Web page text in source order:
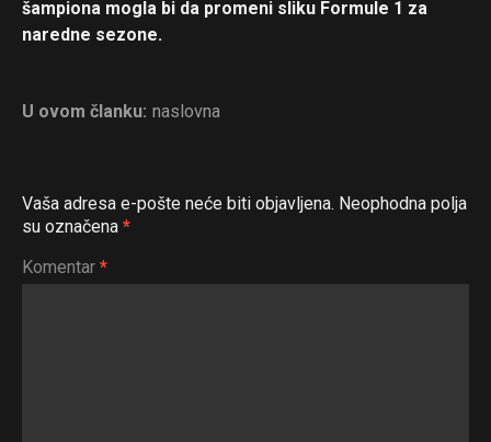
šampiona mogla bi da promeni sliku Formule 1 za
naredne sezone.
U ovom članku: naslovna
Vaša adresa e-pošte neće biti objavljena. Neophodna polja
su označena *
Komentar *